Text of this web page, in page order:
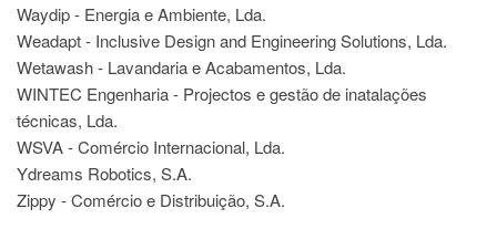
Waydip - Energia e Ambiente, Lda.
Weadapt - Inclusive Design and Engineering Solutions, Lda.
Wetawash - Lavandaria e Acabamentos, Lda.
WINTEC Engenharia - Projectos e gestão de inatalações
técnicas, Lda.
WSVA - Comércio Internacional, Lda.
Ydreams Robotics, S.A.
Zippy - Comércio e Distribuição, S.A.